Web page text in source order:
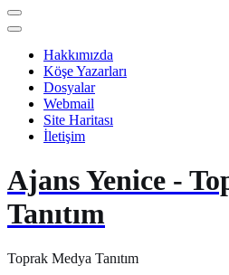
Hakkımızda
Köşe Yazarları
Dosyalar
Webmail
Site Haritası
İletişim
Ajans Yenice -
Tanıtım
Toprak Medya Tanıtım